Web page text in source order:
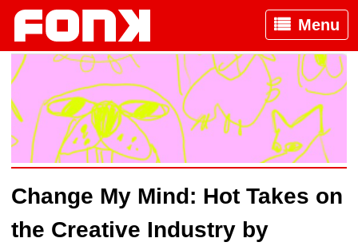
Menu
Change My Mind: Hot Takes on
the Creative Industry by